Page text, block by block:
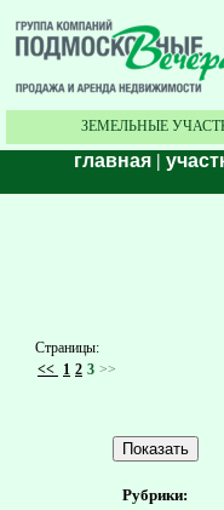
ЗЕМЕЛЬНЫЕ
главная |
Страницы:
<< 1 2 3 >>
Рубрики: